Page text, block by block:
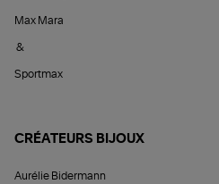
Max Mara
&
Sportmax
CRÉATEURS BIJOUX
Aurélie Bidermann